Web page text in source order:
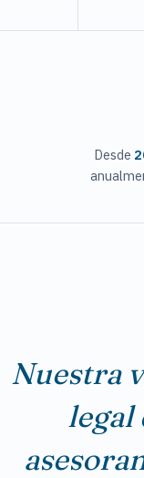
Desde
Nuestra
legal